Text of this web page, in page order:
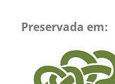
Preservada em: